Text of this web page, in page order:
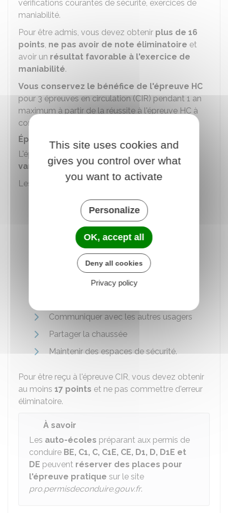
vérifications courantes de sécurité, exercices de
maniabilité.
Pour être admis, vous devez obtenir plus de 16
points, ne pas avoir de note éliminatoire et
avoir un résultat favorable à l'exercice de
maniabilité.
Vous conservez le bénéfice de l'épreuve HC
pour 3 épreuves en circulation (CIR) pendant 1 an
maximum à partir de la réussite à l'épreuve HC à
condition de valider l'épreuve théorique.
Épreuve en circulation (CIR)
L'épreuve CIR se déroule sur des
variés
Les
compétences suivantes sont évaluées :
Savoir s'installer et assurer la sécurité à
Autonomie et la conscience du risque
Connaître et utiliser les commandes
Prendre l'information
Adapter son allure aux circonstances
Communiquer avec les autres usagers
Partager la chaussée
Maintenir des espaces de sécurité.
Pour être reçu à l'épreuve CIR, vous devez obtenir
au moins 17 points et ne pas commettre d'erreur
éliminatoire.
À savoir
Les auto-écoles préparant aux permis de
conduire BE, C1, C, C1E, CE, D1, D, D1E et
DE peuvent réserver des places pour
l'épreuve pratique sur le site
pro.permisdeconduire.gouv.fr.
This site uses cookies and
gives you control over what
you want to activate
Personalize
OK, accept all
Deny all cookies
Privacy policy